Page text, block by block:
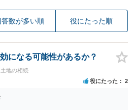
答数が多い順 役にたった順
になる可能性があるか？
地の相続
役にたった 2